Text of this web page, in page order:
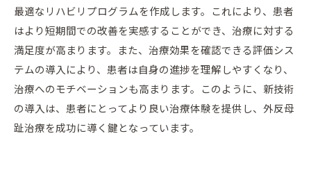
最適なリハビリプログラムを作成します。これにより、患者
はより短期間での改善を実感することができ、治療に対する
満足度が高まります。また、治療効果を確認できる評価シス
テムの導入により、患者は自身の進捗を理解しやすくなり、
治療へのモチベーションも高まります。このように、新技術
の導入は、患者にとってより良い治療体験を提供し、外反母
趾治療を成功に導く鍵となっています。